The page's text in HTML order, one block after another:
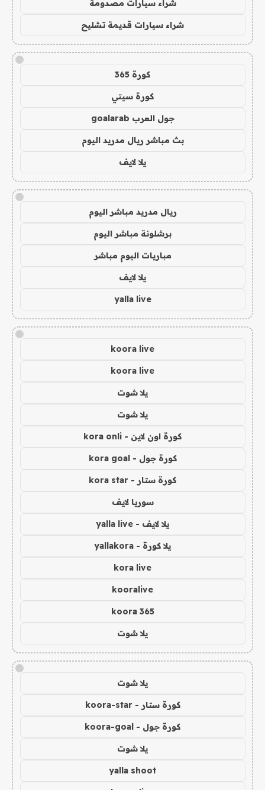
شراء سيارات مصدومة
شراء سيارات قديمة تشليح
!
كورة 365
كورة سيتي
جول العرب goalarab
بث مباشر ريال مدريد اليوم
يلا لايف
!
ريال مدريد مباشر اليوم
برشلونة مباشر اليوم
مباريات اليوم مباشر
يلا لايف
yalla live
!
koora live
koora live
يلا شوت
يلا شوت
كورة اون لاين - kora onli
كورة جول - kora goal
كورة ستار - kora star
سوريا لايف
يلا لايف - yalla live
يلا كورة - yallakora
kora live
kooralive
koora 365
يلا شوت
!
يلا شوت
كورة ستار - koora-star
كورة جول - koora-goal
يلا شوت
yalla shoot